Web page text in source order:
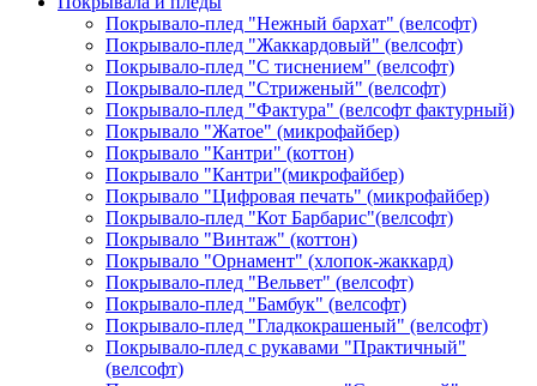
Покрывало-плед "Нежный бархат" (велсофт)
Покрывало-плед "Жаккардовый" (велсофт)
Покрывало-плед "С тиснением" (велсофт)
Покрывало-плед "Стриженый" (велсофт)
Покрывало-плед "Фактура" (велсофт фактурный)
Покрывало "Жатое" (микрофайбер)
Покрывало "Кантри" (коттон)
Покрывало "Кантри"(микрофайбер)
Покрывало "Цифровая печать" (микрофайбер)
Покрывало-плед "Кот Барбарис"(велсофт)
Покрывало "Винтаж" (коттон)
Покрывало "Орнамент" (хлопок-жаккард)
Покрывало-плед "Вельвет" (велсофт)
Покрывало-плед "Бамбук" (велсофт)
Покрывало-плед "Гладкокрашеный" (велсофт)
Покрывало-плед с рукавами "Практичный"
(велсофт)